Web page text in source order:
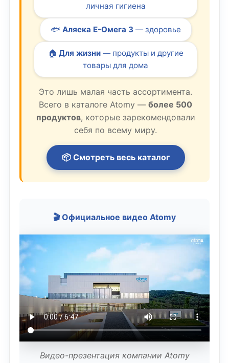
личная гигиена
🐟 Аляска Е-Омега 3— здоровье
🏠 Для жизни— продукты и другие
товары для дома
Это лишь малая часть ассортимента.
Всего в каталоге Atomy — более 500
продуктов, которые зарекомендовали
себя по всему миру.
📦 Смотреть весь каталог
🎬 Официальное видео Atomy
Видео-презентация компании Atomy